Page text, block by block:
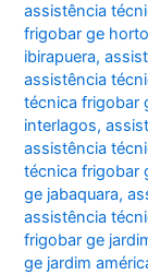
assistência
frigobar ge
ibirapuera,
assistência
técnica frigobar
interlagos,
assistência
técnica frigobar
ge jabaquara,
assistência
frigobar ge
ge jardim